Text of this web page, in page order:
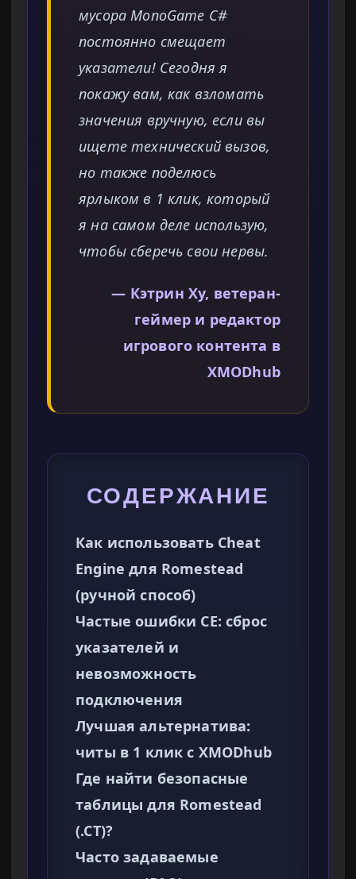
мусора MonoGame C#
постоянно смещает
указатели! Сегодня я
покажу вам, как взломать
значения вручную, если вы
ищете технический вызов,
но также поделюсь
ярлыком в 1 клик, который
я на самом деле использую,
чтобы сберечь свои нервы.
— Кэтрин Ху, ветеран-
геймер и редактор
игрового контента в
XMODhub
СОДЕРЖАНИЕ
Как использовать Cheat
Engine для Romestead
(ручной способ)
Частые ошибки CE: сброс
указателей и
невозможность
подключения
Лучшая альтернатива:
читы в 1 клик с XMODhub
Где найти безопасные
таблицы для Romestead
(.CT)?
Часто задаваемые